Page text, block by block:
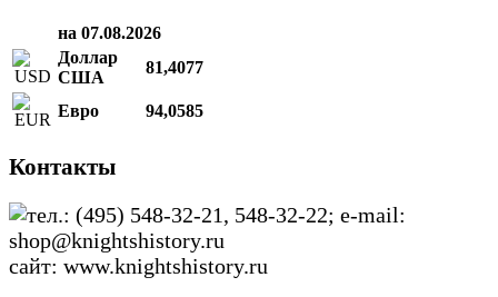
на 07.08.2026
Доллар
США
81,4077
Евро 94,0585
Контакты
тел.: (495) 548-32-21, 548-32-22; e-mail:
shop@knightshistory.ru
сайт: www.knightshistory.ru